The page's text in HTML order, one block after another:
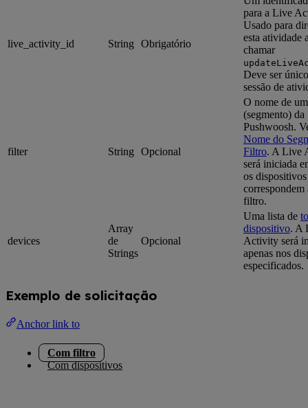
live_activity_id String Obrigatório
para a Live
Usado para
esta atividade
chamar
Deve ser
sessão de
filter String Opcional
O nome de
(segmento) da
Pushwoosh.
Nome do
Filtro. A Live
será iniciada
os
correspondem
filtro.
devices
Array
de
Strings
Opcional
Uma lista de
dispositivo. A
Activity será
apenas nos
especificados.
Exemplo de solicitação
Anchor link to
Com filtro
Com dispositivos